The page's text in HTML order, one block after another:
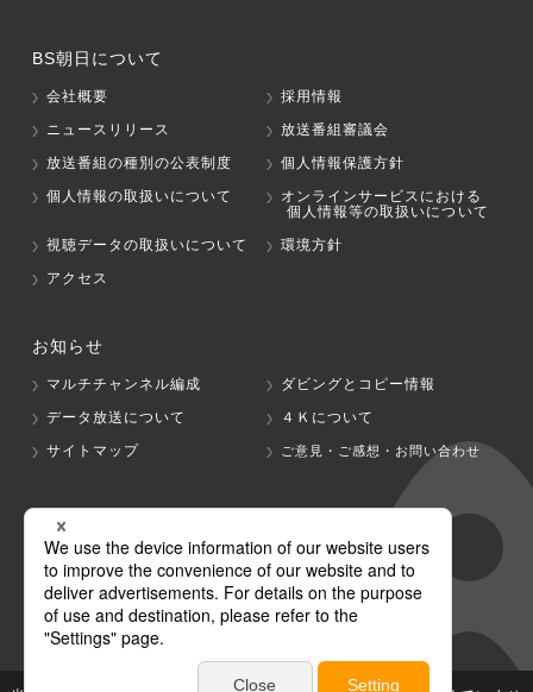
BS朝日について
会社概要
採用情報
ニュースリリース
放送番組審議会
放送番組の種別の公表制度
個人情報保護方針
個人情報の取扱いについて
オンラインサービスにおける
個人情報等の取扱いについて
視聴データの取扱いについて
環境方針
アクセス
お知らせ
マルチチャンネル編成
ダビングとコピー情報
データ放送について
４Ｋについて
サイトマップ
ご意見・ご感想・お問い合わせ
グループ会社
テレビ朝日 テレ朝チャンネル